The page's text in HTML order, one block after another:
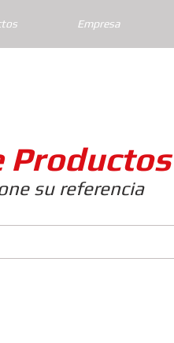
Empresa
Productos
su referencia